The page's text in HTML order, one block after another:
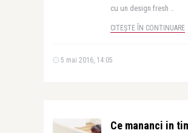
cu un design fresh ..
CITEȘTE ÎN CONTINUARE
5 mai 2016, 14:05
Ce mananci in